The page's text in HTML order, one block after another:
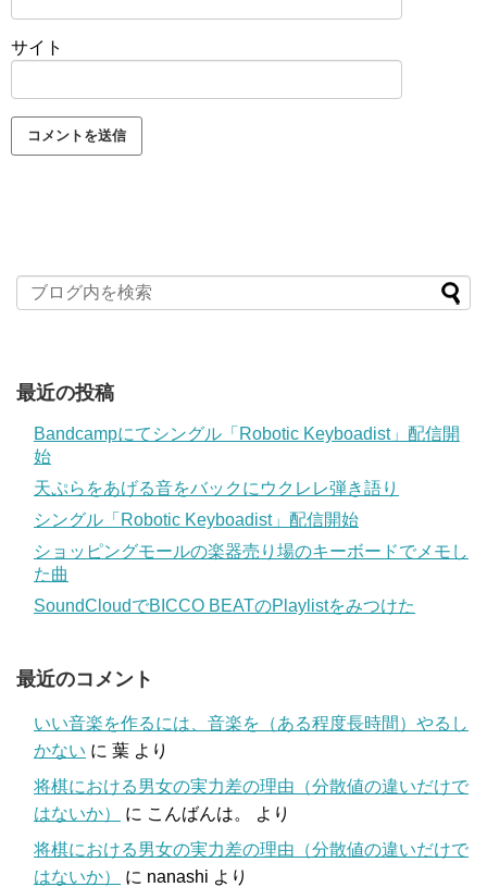
サイト
最近の投稿
Bandcampにてシングル「Robotic Keyboadist」配信開
始
天ぷらをあげる音をバックにウクレレ弾き語り
シングル「Robotic Keyboadist」配信開始
ショッピングモールの楽器売り場のキーボードでメモし
た曲
SoundCloudでBICCO BEATのPlaylistをみつけた
最近のコメント
いい音楽を作るには、音楽を（ある程度長時間）やるし
かない に 葉 より
将棋における男女の実力差の理由（分散値の違いだけで
はないか）
に こんばんは。
より
将棋における男女の実力差の理由（分散値の違いだけで
はないか）
に nanashi より